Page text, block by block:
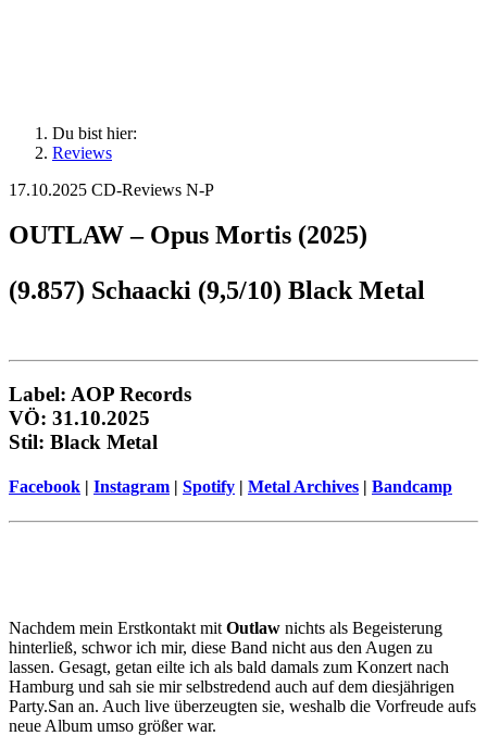
Du bist hier:
Reviews
17.10.2025 CD-Reviews N-P
OUTLAW – Opus Mortis (2025)
(9.857) Schaacki (9,5/10) Black Metal
Label: AOP Records
VÖ: 31.10.2025
Stil: Black Metal
Facebook | Instagram | Spotify | Metal Archives | Bandcamp
Nachdem mein Erstkontakt mit Outlaw nichts als Begeisterung
hinterließ, schwor ich mir, diese Band nicht aus den Augen zu
lassen. Gesagt, getan eilte ich als bald damals zum Konzert nach
Hamburg und sah sie mir selbstredend auch auf dem diesjährigen
Party.San an. Auch live überzeugten sie, weshalb die Vorfreude aufs
neue Album umso größer war.